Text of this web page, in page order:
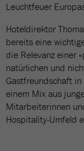
Leuchtfeuer
Hoteldirektor
bereits eine
die Relevanz einer
natürlichen und
Gastfreundschaft
einem Mix aus
Mitarbeiterinnen
Hospitality-Umfeld